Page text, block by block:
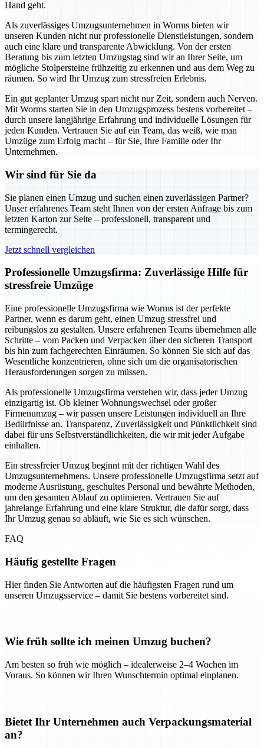
Hand geht.
Als zuverlässiges Umzugsunternehmen in Worms bieten wir
unseren Kunden nicht nur professionelle Dienstleistungen, sondern
auch eine klare und transparente Abwicklung. Von der ersten
Beratung bis zum letzten Umzugstag sind wir an Ihrer Seite, um
mögliche Stolpersteine frühzeitig zu erkennen und aus dem Weg zu
räumen. So wird Ihr Umzug zum stressfreien Erlebnis.
Ein gut geplanter Umzug spart nicht nur Zeit, sondern auch Nerven.
Mit Worms starten Sie in den Umzugsprozess bestens vorbereitet –
durch unsere langjährige Erfahrung und individuelle Lösungen für
jeden Kunden. Vertrauen Sie auf ein Team, das weiß, wie man
Umzüge zum Erfolg macht – für Sie, Ihre Familie oder Ihr
Unternehmen.
Wir sind für Sie da
Sie planen einen Umzug und suchen einen zuverlässigen Partner?
Unser erfahrenes Team steht Ihnen von der ersten Anfrage bis zum
letzten Karton zur Seite – professionell, transparent und
termingerecht.
Jetzt schnell vergleichen
Professionelle Umzugsfirma: Zuverlässige Hilfe für
stressfreie Umzüge
Eine professionelle Umzugsfirma wie Worms ist der perfekte
Partner, wenn es darum geht, einen Umzug stressfrei und
reibungslos zu gestalten. Unsere erfahrenen Teams übernehmen alle
Schritte – vom Packen und Verpacken über den sicheren Transport
bis hin zum fachgerechten Einräumen. So können Sie sich auf das
Wesentliche konzentrieren, ohne sich um die organisatorischen
Herausforderungen sorgen zu müssen.
Als professionelle Umzugsfirma verstehen wir, dass jeder Umzug
einzigartig ist. Ob kleiner Wohnungswechsel oder großer
Firmenumzug – wir passen unsere Leistungen individuell an Ihre
Bedürfnisse an. Transparenz, Zuverlässigkeit und Pünktlichkeit sind
dabei für uns Selbstverständlichkeiten, die wir mit jeder Aufgabe
einhalten.
Ein stressfreier Umzug beginnt mit der richtigen Wahl des
Umzugsunternehmens. Unsere professionelle Umzugsfirma setzt auf
moderne Ausrüstung, geschultes Personal und bewährte Methoden,
um den gesamten Ablauf zu optimieren. Vertrauen Sie auf
jahrelange Erfahrung und eine klare Struktur, die dafür sorgt, dass
Ihr Umzug genau so abläuft, wie Sie es sich wünschen.
FAQ
Häufig gestellte Fragen
Hier finden Sie Antworten auf die häufigsten Fragen rund um
unseren Umzugsservice – damit Sie bestens vorbereitet sind.
Wie früh sollte ich meinen Umzug buchen?
Am besten so früh wie möglich – idealerweise 2–4 Wochen im
Voraus. So können wir Ihren Wunschtermin optimal einplanen.
Bietet Ihr Unternehmen auch Verpackungsmaterial
an?